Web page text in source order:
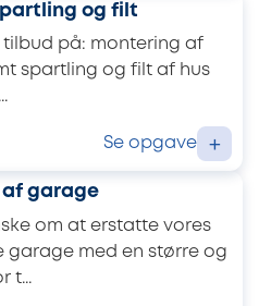
og filt
tilbud på: montering af
spartling og filt af hus
Se opgave +
af garage
om at erstatte vores
med en større og
t...